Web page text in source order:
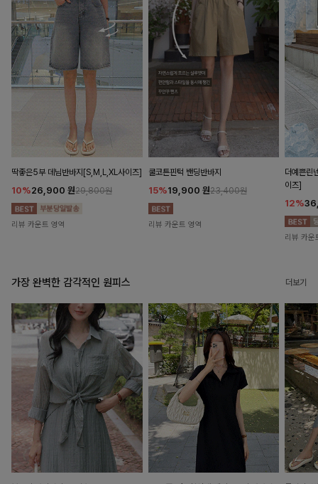
딱좋은5부 데님반바지[S,M,L,XL사이즈]
10%26,900 원29,800원
리뷰 카운트 영역
쿨코튼핀턱 밴딩반바지
15%19,900 원23,400원
리뷰 카운트 영역
더예쁜린
이즈]
12%
리뷰 카운
가장 완벽한 감각적인 원피스 더보기